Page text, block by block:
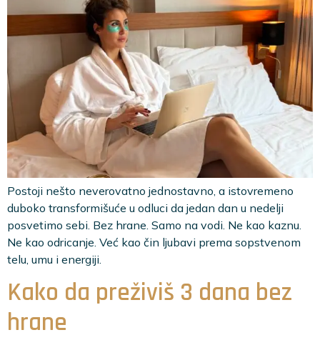
Postoji nešto neverovatno jednostavno, a istovremeno
duboko transformišuće u odluci da jedan dan u nedelji
posvetimo sebi. Bez hrane. Samo na vodi. Ne kao kaznu.
Ne kao odricanje. Već kao čin ljubavi prema sopstvenom
telu, umu i energiji.
Kako da preživiš 3 dana bez
hrane